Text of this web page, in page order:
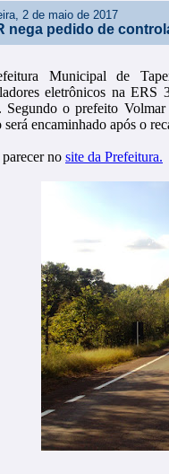
2 de maio de 2017
nega pedido de
Municipal de
eletrônicos na
Segundo o prefeito
será encaminhado após o
no site da Prefeitura.